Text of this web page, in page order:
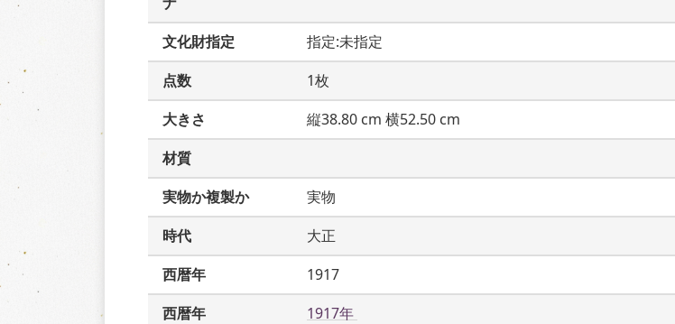
文化財指定
指定:未指定
点数
1枚
大きさ
縦38.80 cm 横52.50 cm
材質
実物か複製か
実物
時代
大正
西暦年
1917
西暦年
1917年